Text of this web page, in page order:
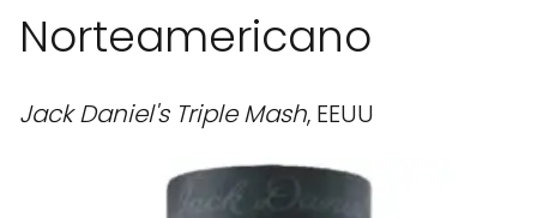
Norteamericano
Jack Daniel's Triple Mash, EEUU